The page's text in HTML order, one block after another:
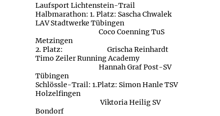
Laufsport Lichtenstein-Trail
Halbmarathon: 1. Platz: Sascha Chwalek
LAV Stadtwerke Tübingen
Coco Coenning TuS
Metzingen
2. Platz: Grischa Reinhardt
Timo Zeiler Running Academy
Hannah Graf Post-SV
Tübingen
Schlössle-Trail: 1.Platz: Simon Hanle TSV
Holzelfingen
Viktoria Heilig SV
Bondorf